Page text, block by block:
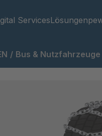
ServicesLösungen
/ Bus & Nutzfahrzeuge